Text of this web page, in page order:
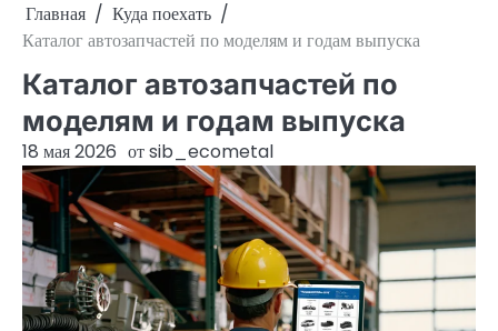
Главная
Куда поехать
Каталог автозапчастей по моделям и годам выпуска
Каталог автозапчастей по
моделям и годам выпуска
18 мая 2026 отsib_ecometal